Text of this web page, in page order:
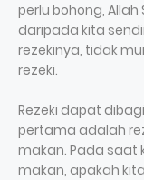
perlu bohong,
daripada kita
rezekinya, tidak
rezeki.
Rezeki dapat
pertama adalah
makan. Pada saat
makan, apakah